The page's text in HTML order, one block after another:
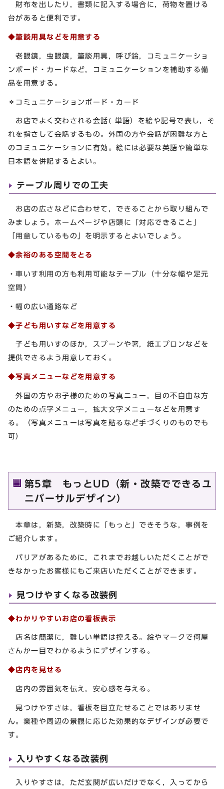
財布を出したり，書類に記入する場合に，荷物を置ける
台があると便利です。
◆筆談用具などを用意する
老眼鏡，虫眼鏡，筆談用具，呼び鈴，コミュニケーショ
ンボード・カードなど，コミュニケーションを補助する備
品を用意する。
＊コミュニケーションボード・カード
お店でよく交わされる会話( 単語）を絵や記号で表し，そ
れを指さして会話するもの。外国の方や会話が困難な方と
のコミュニケーションに有効。絵には必要な英語や簡単な
日本語を併記するとよい。
テーブル周りでの工夫
お店の広さなどに合わせて，できることから取り組んで
みましょう。ホームページや店頭に「対応できること」
「用意しているもの」を明示するとよいでしょう。
◆余裕のある空間をとる
・車いす利用の方も利用可能なテーブル（十分な幅や足元
空間）
・幅の広い通路など
◆子ども用いすなどを用意する
子ども用いすのほか，スプーンや箸，紙エプロンなどを
提供できるよう用意しておく。
◆写真メニューなどを用意する
外国の方やお子様のための写真ニュー，目の不自由な方
のための点字メニュー，拡大文字メニューなどを用意す
る。（写真メニューは写真を貼るなど手づくりのものでも
可）
第5章 もっとUD（新・改築でできるユ
ニバーサルデザイン）
本章は，新築，改築時に「もっと」できそうな，事例を
ご紹介します。
バリアがあるために，これまでお越しいただくことがで
きなかったお客様にもご来店いただくことができます。
見つけやすくなる改装例
◆わかりやすいお店の看板表示
店名は簡潔に，難しい単語は控える。絵やマークで何屋
さんか一目でわかるようにデザインする。
◆店内を見せる
店内の雰囲気を伝え，安心感を与える。
見つけやすさは，看板を目立たせることではありませ
ん。業種や周辺の景観に応じた効果的なデザインが必要で
す。
入りやすくなる改装例
入りやすさは，ただ玄関が広いだけでなく，入ってから